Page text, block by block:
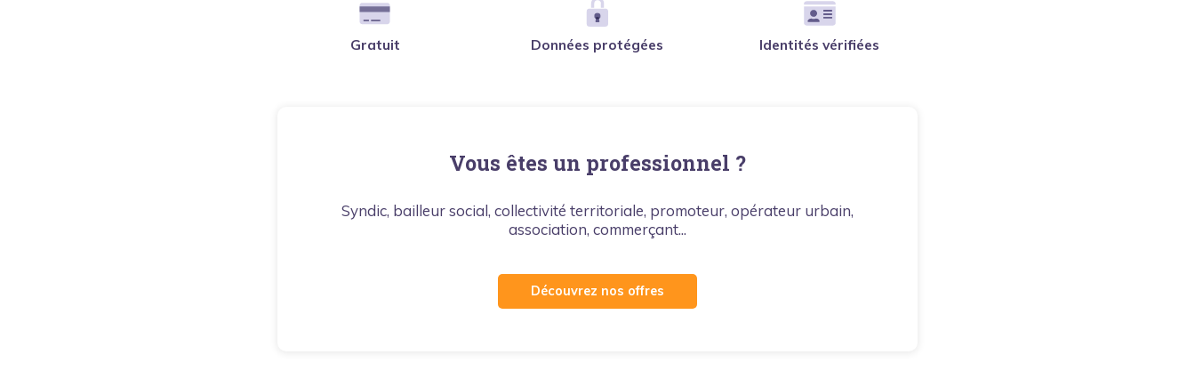
Gratuit Données protégées Identités vérifiées
Vous êtes un professionnel ?
Syndic, bailleur social, collectivité territoriale, promoteur, opérateur urbain,
association, commerçant...
Découvrez nos offres